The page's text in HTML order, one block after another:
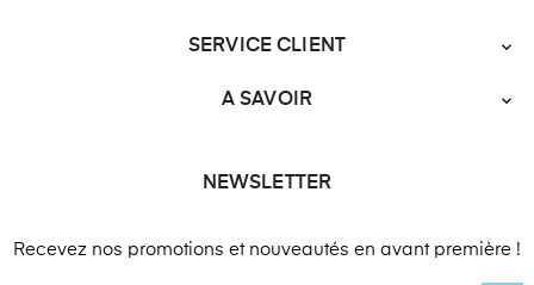
SERVICE CLIENT 
A SAVOIR 
NEWSLETTER
Recevez nos promotions et nouveautés en avant première !